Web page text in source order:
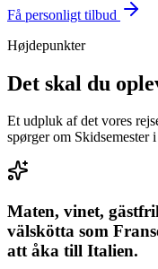
Få personligt tilbud
Højdepunkter
Det skal du
Et udpluk af det vores
spørger om Skidsemester
Maten, vinet,
välskötta som
att åka till Italien.